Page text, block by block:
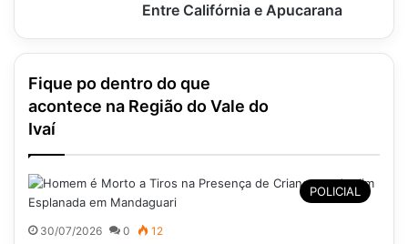
Entre Califórnia e Apucarana
Fique po dentro do que
acontece na Região do Vale do
Ivaí
POLICIAL
30/07/2026 0 12